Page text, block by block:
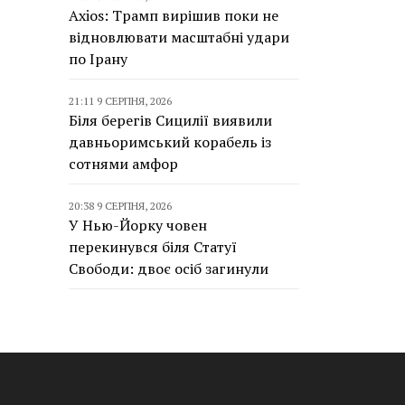
Axios: Трамп вирішив поки не
відновлювати масштабні удари
по Ірану
21:11 9 СЕРПНЯ, 2026
Біля берегів Сицилії виявили
давньоримський корабель із
сотнями амфор
20:38 9 СЕРПНЯ, 2026
У Нью-Йорку човен
перекинувся біля Статуї
Свободи: двоє осіб загинули